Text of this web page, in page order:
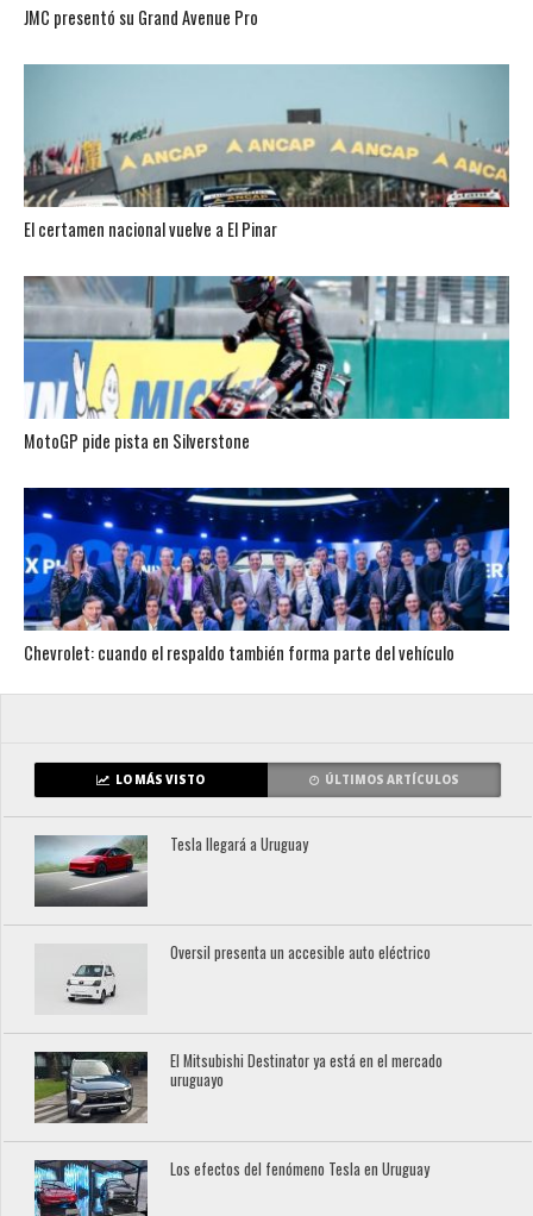
JMC presentó su Grand Avenue Pro
El certamen nacional vuelve a El Pinar
MotoGP pide pista en Silverstone
Chevrolet: cuando el respaldo también forma parte del vehículo
LO MÁS VISTO ÚLTIMOS ARTÍCULOS
Tesla llegará a Uruguay
Oversil presenta un accesible auto eléctrico
El Mitsubishi Destinator ya está en el mercado
uruguayo
Los efectos del fenómeno Tesla en Uruguay